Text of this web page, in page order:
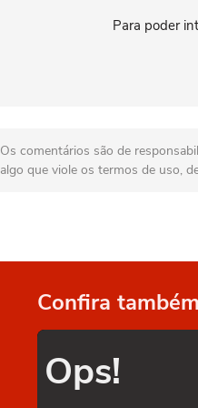
Para poder
Os comentários são de
algo que viole os termos de uso,
Confira
Ops!